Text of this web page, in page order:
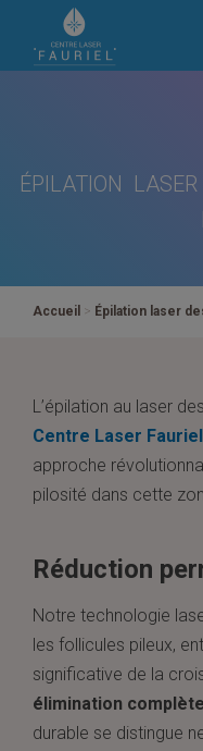
ÉPILATION
Accueil > Épilation laser
L’épilation au laser
Centre Laser Fauriel
approche
pilosité dans cette
Réduction
Notre technologie
les follicules pileux,
significative de la
élimination
durable se distingue